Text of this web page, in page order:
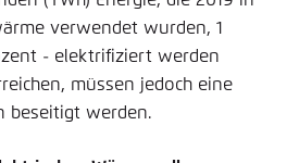
verwendet wurden, 1
- elektrifiziert werden
müssen jedoch eine
beseitigt werden.